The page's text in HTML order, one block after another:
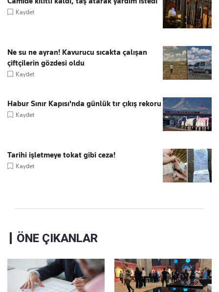
Kaydet
Ne su ne ayran! Kavurucu sıcakta çalışan
çiftçilerin gözdesi oldu
Kaydet
Habur Sınır Kapısı'nda günlük tır çıkış rekoru
Kaydet
Tarihi işletmeye tokat gibi ceza!
Kaydet
ÖNE ÇIKANLAR